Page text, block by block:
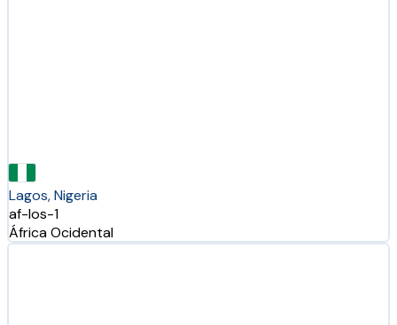
Lagos, Nigeria
af-los-1
África Ocidental